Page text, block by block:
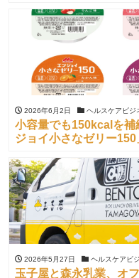
2026年6月2日 ヘルスケアビジ
小容量でも150kcalを
ジョイ小さなゼリー
2026年5月27日 ヘルスケアビ
玉子屋と森永乳業、オ